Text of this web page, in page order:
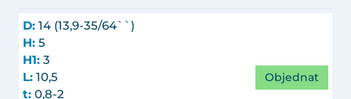
D: 14 (13,9-35/64``)
H: 5
H1: 3
L: 10,5
t: 0,8-2
Objednat